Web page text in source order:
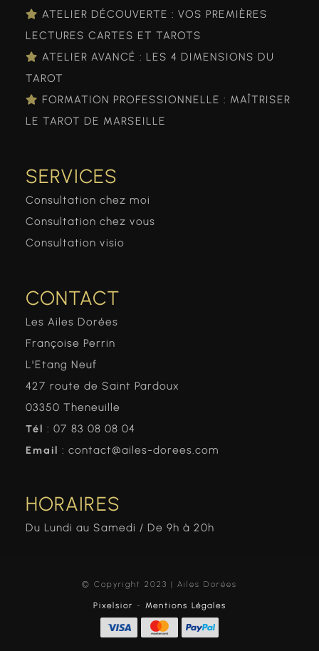
ATELIER DÉCOUVERTE : VOS PREMIÈRES
LECTURES CARTES ET TAROTS
ATELIER AVANCÉ : LES 4 DIMENSIONS DU
TAROT
FORMATION PROFESSIONNELLE : MAÎTRISER
LE TAROT DE MARSEILLE
SERVICES
Consultation chez moi
Consultation chez vous
Consultation visio
CONTACT
Les Ailes Dorées
Françoise Perrin
L'Etang Neuf
427 route de Saint Pardoux
03350 Theneuille
Tél : 07 83 08 08 04
Email : contact@ailes-dorees.com
HORAIRES
Du Lundi au Samedi / De 9h à 20h
© Copyright 2023 | Ailes Dorées
Pixelsior - Mentions Légales